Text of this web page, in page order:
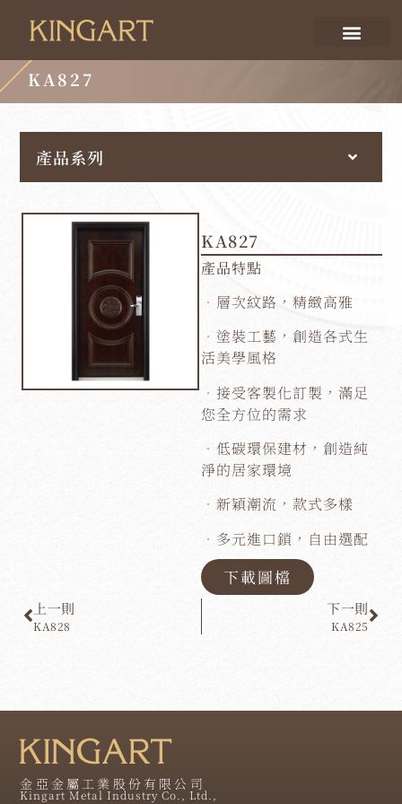
KA827
產品系列
KA827
產品特點
．層次紋路，精緻高雅
．塗裝工藝，創造各式生
活美學風格
．接受客製化訂製，滿足
您全方位的需求
．低碳環保建材，創造純
淨的居家環境
．新穎潮流，款式多樣
．多元進口鎖，自由選配
下載圖檔
上一則
KA828
下一則
KA825
金亞金屬工業股份有限公司
Kingart Metal Industry Co., Ltd.,